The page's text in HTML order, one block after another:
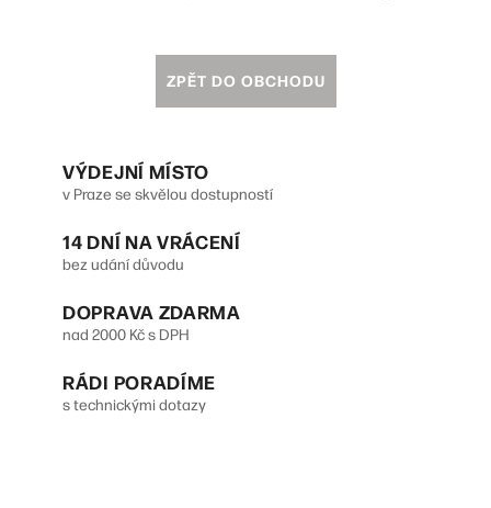
ZPĚT DO OBCHODU
VÝDEJNÍ MÍSTO
v Praze se skvělou dostupností
14 DNÍ NA VRÁCENÍ
bez udání důvodu
DOPRAVA ZDARMA
nad 2000 Kč s DPH
RÁDI PORADÍME
s technickými dotazy